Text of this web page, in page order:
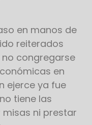
en manos de
reiterados
congregarse
en
ejerce ya fue
tiene las
ni prestar